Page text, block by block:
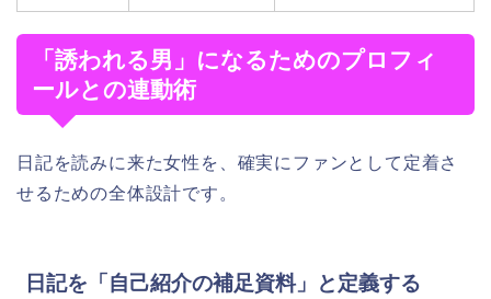
「誘われる男」になるためのプロフィ
ールとの連動術
日記を読みに来た女性を、確実にファンとして定着さ
せるための全体設計です。
日記を「自己紹介の補足資料」と定義する